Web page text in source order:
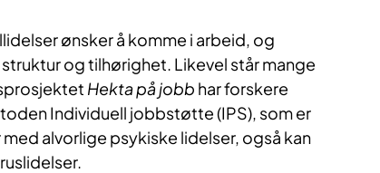
ønsker å komme i arbeid, og
og tilhørighet. Likevel står mange
Hekta på jobb har forskere
Individuell jobbstøtte (IPS), som er
alvorlige psykiske lidelser, også kan